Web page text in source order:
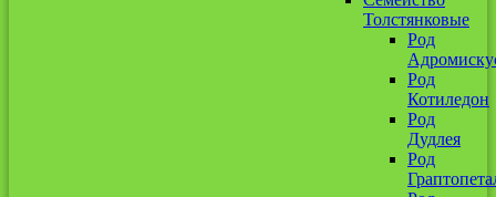
Толстянковые
Род
Род
Котиледон
Род
Дудлея
Род